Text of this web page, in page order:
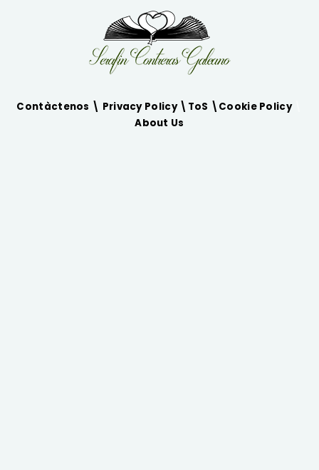
Contàctenos \ Privacy Policy \ ToS \ Cookie Policy\
About Us